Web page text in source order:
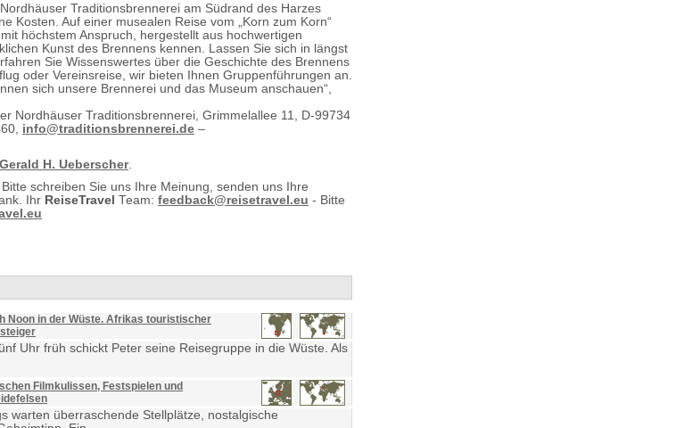
Traditionsbrennerei am Südrand des Harzes
Kosten. Auf einer musealen Reise vom „Korn zum Korn“
höchstem Anspruch, hergestellt aus hochwertigen
Kunst des Brennens kennen. Lassen Sie sich in längst
Sie Wissenswertes über die Geschichte des Brennens
oder Vereinsreise, wir bieten Ihnen Gruppenführungen an.
sich unsere Brennerei und das Museum anschauen“,
Nordhäuser Traditionsbrennerei, Grimmelallee 11, D-99734
info@traditionsbrennerei.de –
Gerald H. Ueberscher.
Bitte schreiben Sie uns Ihre Meinung, senden uns Ihre
Ihr ReiseTravel Team: feedback@reisetravel.eu - Bitte
Noon in der Wüste. Afrikas touristischer
Uhr früh schickt Peter seine Reisegruppe in die Wüste. Als
Filmkulissen, Festspielen und
warten überraschende Stellplätze, nostalgische